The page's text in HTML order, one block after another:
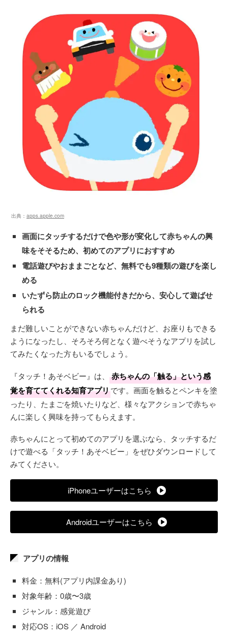
出典： apps.apple.com
画面にタッチするだけで色や形が変化して赤ちゃんの興
味をそそるため、初めてのアプリにおすすめ
電話遊びやおままごとなど、無料でも9種類の遊びを楽し
める
いたずら防止のロック機能付きだから、安心して遊ばせ
られる
まだ難しいことができない赤ちゃんだけど、お座りもできる
ようになったし、そろそろ何となく遊べそうなアプリを試し
てみたくなった方もいるでしょう。
『タッチ！あそベビー』は、
赤ちゃんの「触る」という感
覚を育ててくれる知育アプリです。画面を触るとペンキを塗
ったり、たまごを焼いたりなど、様々なアクションで赤ちゃ
んに楽しく興味を持ってもらえます。
赤ちゃんにとって初めてのアプリを選ぶなら、タッチするだ
けで遊べる「タッチ！あそベビー」をぜひダウンロードして
みてください。
iPhoneユーザーはこちら
Androidユーザーはこちら
アプリの情報
料金：無料(アプリ内課金あり)
対象年齢：0歳〜3歳
ジャンル：感覚遊び
対応OS：iOS ／ Android